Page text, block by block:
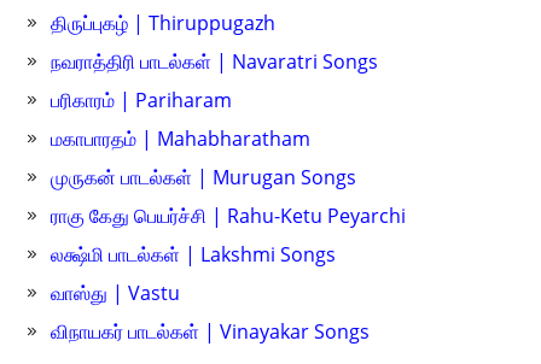
திருப்புகழ் | Thiruppugazh
நவராத்திரி பாடல்கள் | Navaratri Songs
பரிகாரம் | Pariharam
மகாபாரதம் | Mahabharatham
முருகன் பாடல்கள் | Murugan Songs
ராகு கேது பெயர்ச்சி | Rahu-Ketu Peyarchi
லக்ஷ்மி பாடல்கள் | Lakshmi Songs
வாஸ்து | Vastu
விநாயகர் பாடல்கள் | Vinayakar Songs